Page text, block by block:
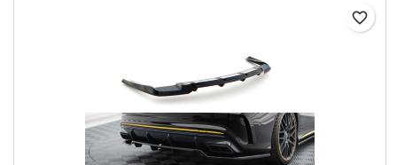
favorite_border